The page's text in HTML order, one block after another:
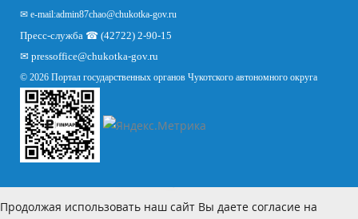
✉ e-mail:admin87chao@chukotka-gov.ru
Пресс-служба ☎ (42722) 2-90-15
✉ pressoffice@chukotka-gov.ru
© 2026 Портал государственных органов Чукотского автономного округа
Продолжая использовать наш сайт Вы даете согласие на